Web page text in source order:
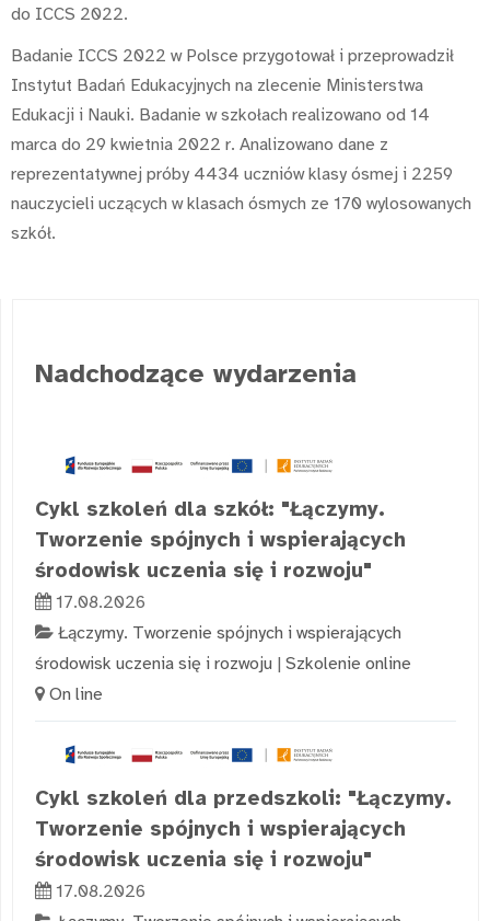
do ICCS 2022.
Badanie ICCS 2022 w Polsce przygotował i przeprowadził
Instytut Badań Edukacyjnych na zlecenie Ministerstwa
Edukacji i Nauki. Badanie w szkołach realizowano od 14
marca do 29 kwietnia 2022 r. Analizowano dane z
reprezentatywnej próby 4434 uczniów klasy ósmej i 2259
nauczycieli uczących w klasach ósmych ze 170 wylosowanych
szkół.
Nadchodzące wydarzenia
Cykl szkoleń dla szkół: "Łączymy.
Tworzenie spójnych i wspierających
środowisk uczenia się i rozwoju"
17.08.2026
Łączymy. Tworzenie spójnych i wspierających
środowisk uczenia się i rozwoju | Szkolenie online
On line
Cykl szkoleń dla przedszkoli: "Łączymy.
Tworzenie spójnych i wspierających
środowisk uczenia się i rozwoju"
17.08.2026